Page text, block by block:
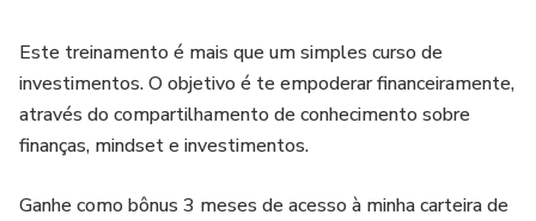
Este treinamento é mais que um simples curso de
investimentos. O objetivo é te empoderar financeiramente,
através do compartilhamento de conhecimento sobre
finanças, mindset e investimentos.
Ganhe como bônus 3 meses de acesso à minha carteira de